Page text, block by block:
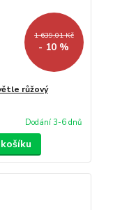
1 639,01 Kč
- 10 %
růžový
Dodání 3-6 dnů